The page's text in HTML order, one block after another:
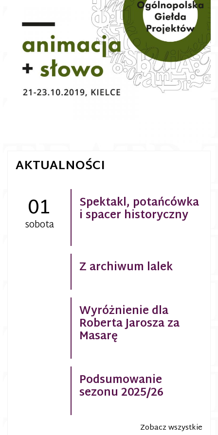
AKTUALNOŚCI
01
sobota
Spektakl, potańcówka
i spacer historyczny
Z archiwum lalek
Wyróżnienie dla
Roberta Jarosza za
Masarę
Podsumowanie
sezonu 2025/26
Zobacz wszystkie